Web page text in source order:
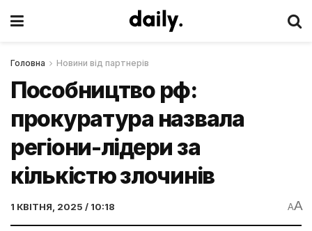
Головна Новини від партнерів
Пособництво рф:
прокуратура назвала
регіони-лідери за
кількістю злочинів
1 КВІТНЯ, 2025 / 10:18 AA